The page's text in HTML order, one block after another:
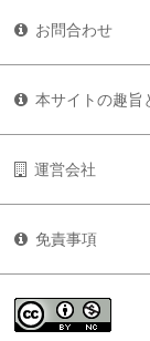
お問合わせ
本サイトの趣旨
運営会社
免責事項